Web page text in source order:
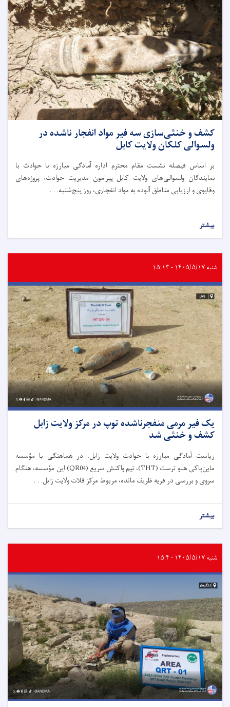
کشف و خنثی‌سازی سه فیر مواد انفجار ناشده در
ولسوالی کلکان ولایت کابل
بر اساس فیصله نشست مقام محترم اداره آمادگی مبارزه با حوادث با
نمایندگان ولسوالی‌های ولایت کابل پیرامون مدیریت حوادث، پروژه‌های
وقایوی و ارزیابی مناطق آلوده به مواد انفجاری، روز پنج‌شنبه. . .
بیشتر
شنبه ۱۴۰۵/۵/۱۷ - ۱۵:۱۳
یک فیر مرمی منفجرناشده توپ در مرکز ولایت زابل
کشف و خنثی شد
ریاست آمادگی مبارزه با حوادث ولایت زابل، در هماهنگی با مؤسسه
ماین‌پاکی هلو ترست (THT)، تیم واکنش سریع (QR04) این مؤسسه، هنگام
سروی و بررسی در قریه ظریف مانده، مربوط مرکز قلات ولایت زابل. . .
بیشتر
شنبه ۱۴۰۵/۵/۱۷ - ۱۵:۴